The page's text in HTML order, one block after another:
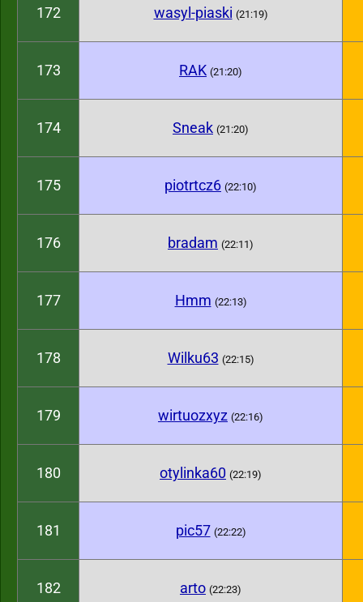
172 wasyl-piaski (21:19)
173 RAK (21:20)
174 Sneak (21:20)
175 piotrtcz6 (22:10)
176 bradam (22:11)
177 Hmm (22:13)
178 Wilku63 (22:15)
179 wirtuozxyz (22:16)
180 otylinka60 (22:19)
181 pic57 (22:22)
182 arto (22:23)